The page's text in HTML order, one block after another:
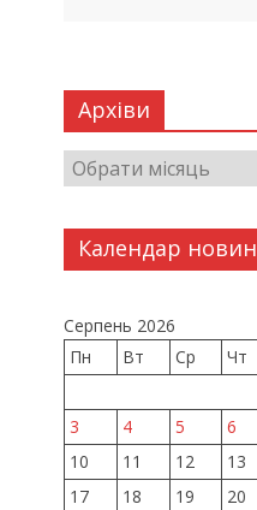
Архіви
Календар новин
Серпень 2026
Пн
Вт Ср Чт
3
4 5 6
10
11 12 13
17
18 19 20